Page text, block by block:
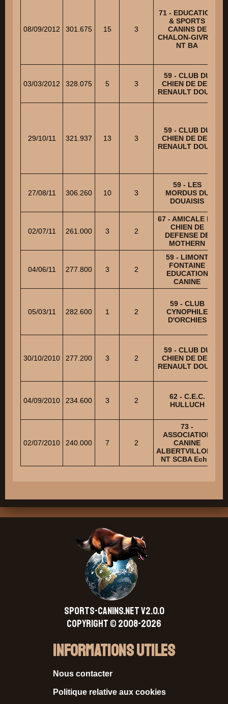
08/09/2012 301.675 15 3
71 - EDUCATION
& SPORTS
CANINS DE
CHALON-GIVRY -
NT BA
03/03/2012 328.075 5 3
59 - CLUB DU
CHIEN DE DEF.
RENAULT DOUAI
29/10/11 321.937 13 3
59 - CLUB DU
CHIEN DE DEF.
RENAULT DOUAI
27/08/11 306.260 10 3
59 - LES
MORDUS DU
DOUAISIS
02/07/11 261.000 3 2
67 - AMICALE DU
CHIEN DE
DEFENSE DE
MOTHERN
04/06/11 277.800 3 2
59 - LIMONT
FONTAINE
EDUCATION
CANINE
05/03/11 282.600 1 2
59 - CLUB
CYNOPHILE
D'ORCHIES
30/10/2010 277.200 3 2
59 - CLUB DU
CHIEN DE DEF.
RENAULT DOUAI
04/09/2010 234.600 3 2
62 - C.E.C.
HULLUCH
02/07/2010 240.000 7 2
73 -
ASSOCIATION
CANINE
ALBERTVILLOISE
NT SCBA Ech 2
SPORTS-CANINS.NET V2.0.0
Copyright © 2008-2026
Informations Utiles
Nous contacter
Politique relative aux cookies